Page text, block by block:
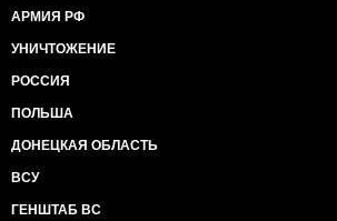
АРМИЯ РФ
УНИЧТОЖЕНИЕ
РОССИЯ
ПОЛЬША
ДОНЕЦКАЯ ОБЛАСТЬ
ВСУ
ГЕНШТАБ ВС